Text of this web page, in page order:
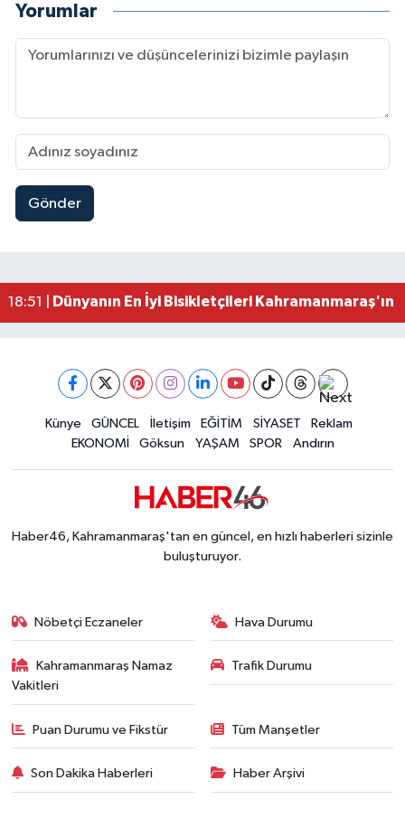
Yorumlar
Gönder
19:49 |Mersin'de Tatil Kabusu! Kahramanmaraşlı
18:51 |
Dünyanın En İyi Bisikletçileri Kahramanmaraş'ın
15:15 |Kahramanmaraş'ta Zehir Tacirlerine Eş Zamanlı
Kahramanmaraş'ta Pazarcık'a 38 Bin Ton
Kahramanmaraş'ta Müzik Dolu Akşam!
14:18 |Konserler Satışları Patlattı! Kahramanmaraş
Kahramanmaraş'ta 45 Milyon TL'lik Yatırım
13:53 |KAFUM'da Rock Gecesi! Zakkum
Kahramanmaraş-Göksun Yolunu Kullananlar
Kahramanmaraş'ın Tarihi Mirası İçin Ankara'da
Künye GÜNCEL İletişim EĞİTİM SİYASET
Reklam
EKONOMİ
Göksun YAŞAM SPOR Andırın
Haber46, Kahramanmaraş'tan en güncel, en hızlı haberleri sizinle
buluşturuyor.
Nöbetçi Eczaneler Hava Durumu
Kahramanmaraş Namaz
Vakitleri
Trafik Durumu
Puan Durumu ve Fikstür Tüm Manşetler
Son Dakika Haberleri Haber Arşivi